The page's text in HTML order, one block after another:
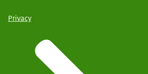
Privacy